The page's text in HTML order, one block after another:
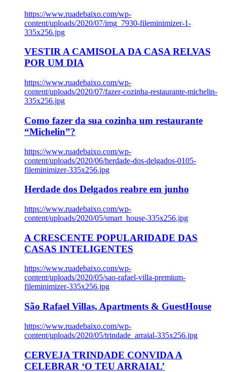
https://www.ruadebaixo.com/wp-
content/uploads/2020/07/img_7930-fileminimizer-1-
335x256.jpg
VESTIR A CAMISOLA DA CASA RELVAS
POR UM DIA
https://www.ruadebaixo.com/wp-
content/uploads/2020/07/fazer-cozinha-restaurante-michelin-
335x256.jpg
Como fazer da sua cozinha um restaurante
“Michelin”?
https://www.ruadebaixo.com/wp-
content/uploads/2020/06/herdade-dos-delgados-0105-
fileminimizer-335x256.jpg
Herdade dos Delgados reabre em junho
https://www.ruadebaixo.com/wp-
content/uploads/2020/05/smart_house-335x256.jpg
A CRESCENTE POPULARIDADE DAS
CASAS INTELIGENTES
https://www.ruadebaixo.com/wp-
content/uploads/2020/05/sao-rafael-villa-premium-
fileminimizer-335x256.jpg
São Rafael Villas, Apartments & GuestHouse
https://www.ruadebaixo.com/wp-
content/uploads/2020/05/trindade_arraial-335x256.jpg
CERVEJA TRINDADE CONVIDA A
CELEBRAR ‘O TEU ARRAIAL’